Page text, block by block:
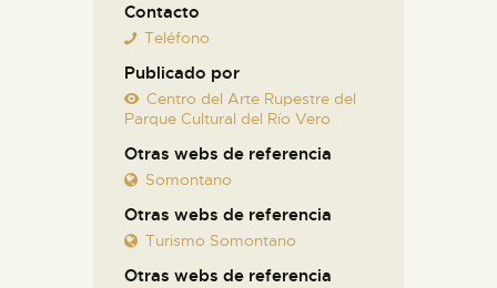
Contacto
Teléfono
Publicado por
Centro del Arte Rupestre del
Parque Cultural del Río Vero
Otras webs de referencia
Somontano
Otras webs de referencia
Turismo Somontano
Otras webs de referencia